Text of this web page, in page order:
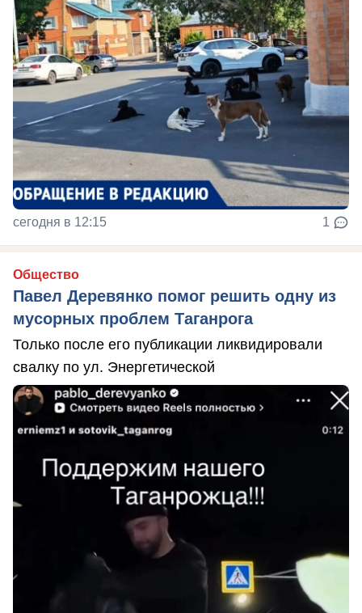
сегодня в 12:15 1
Общество
Павел Деревянко помог решить одну из
мусорных проблем Таганрога
Только после его публикации ликвидировали
свалку по ул. Энергетической